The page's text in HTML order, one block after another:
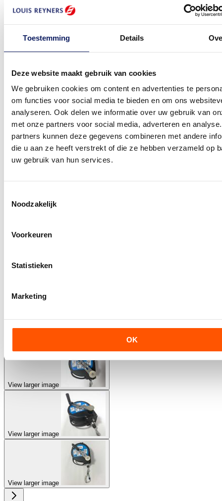
Toestemming Details
Deze website maakt gebruik van cookies
We gebruiken cookies om content en advertenties te
om functies voor social media te bieden en om ons
analyseren. Ook delen we informatie over uw gebruik van
met onze partners voor social media, adverteren en
partners kunnen deze gegevens combineren met andere
die u aan ze heeft verstrekt of die ze hebben verzameld op
uw gebruik van hun services.
Noodzakelijk
Voorkeuren
Statistieken
Marketing
OK
View larger image
View larger image
View larger image
View larger image
View larger image